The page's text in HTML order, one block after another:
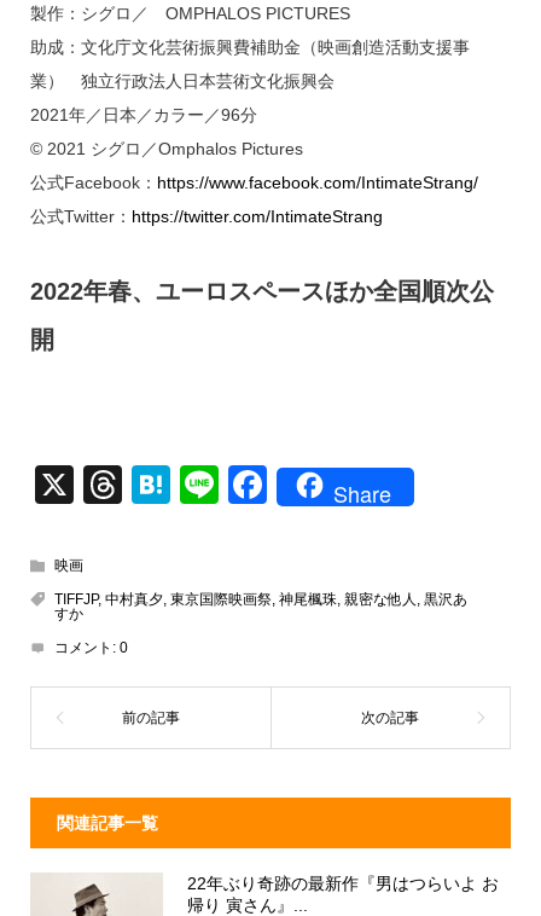
製作：シグロ／ OMPHALOS PICTURES
助成：文化庁文化芸術振興費補助金（映画創造活動支援事
業） 独立行政法人日本芸術文化振興会
2021年／日本／カラー／96分
© 2021 シグロ／Omphalos Pictures
公式Facebook： https://www.facebook.com/IntimateStrang/
公式Twitter： https://twitter.com/IntimateStrang
2022年春、ユーロスペースほか全国順次公
開
X
T
a
d
s
H
n
Li
F
e
o
k
Share
映画
TIFFJP, 中村真夕, 東京国際映画祭, 神尾楓珠 親密な他人
黒沢あ
すか
コメント: 0
関連記事一覧
22年ぶり奇跡の最新作『男はつらいよ お
帰り 寅さん』...